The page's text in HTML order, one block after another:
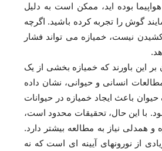
بوده اید، ممکن است به دلیل
گوش را تجربه کرده باشید. اگرچه
نیست، خمیازه می تواند فشار
این باورند که خمیازه بخشی از یک
انسانی و حیوانی، نشان داده
باعث ایجاد خمیازه در حیوانات
با این حال، تحقیقات محدود است،
و همدلی نیاز به مطالعه بیشتر دارد.
مغز انسان حاوی تعداد زیادی از نورون‎های آیینه ای است که نه